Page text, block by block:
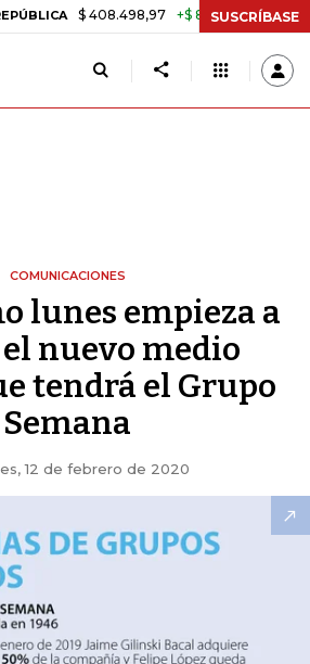
$ 408.498,97 +$ 8.753,81 +2,19% TASA
SUSCRÍBASE
COMUNICACIONES
lunes empieza a
nuevo medio
tendrá el Grupo
Semana
12 de febrero de 2020